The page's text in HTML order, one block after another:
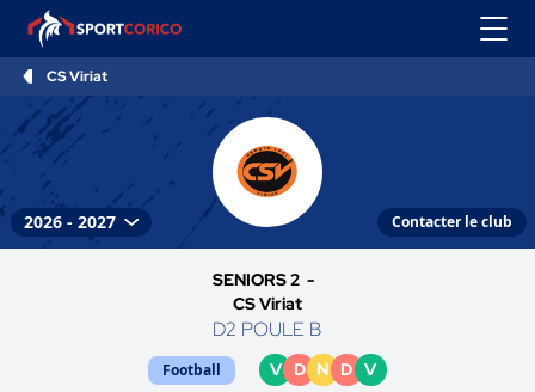
CS Viriat
Contacter le club
SENIORS 2 -
CS Viriat
D2 POULE B
Football V D N D V